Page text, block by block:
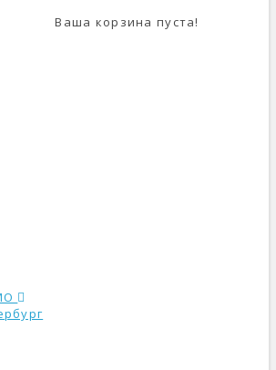
Ваша корзина пуста!